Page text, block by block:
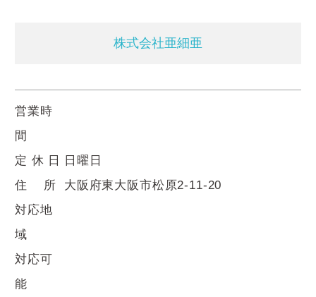
株式会社亜細亜
営業時
間
定 休 日
日曜日
住 所
大阪府東大阪市松原2-11-20
対応地
域
対応可
能